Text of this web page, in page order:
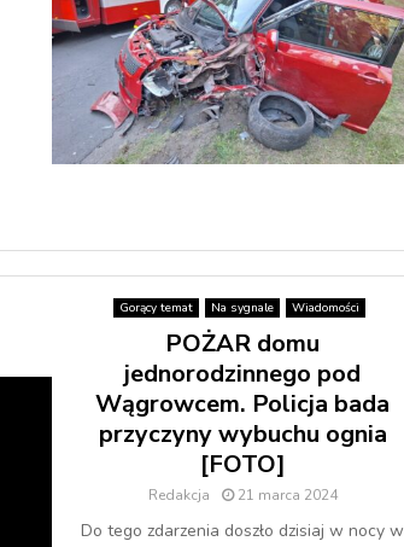
Gorący temat Na sygnale Wiadomości
POŻAR domu
jednorodzinnego pod
Wągrowcem. Policja bada
przyczyny wybuchu ognia
[FOTO]
Redakcja 21 marca 2024
Do tego zdarzenia doszło dzisiaj w nocy w